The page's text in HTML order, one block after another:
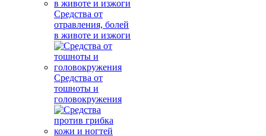
Средства от
отравления, болей
в животе и изжоги
Средства от
тошноты и
головокружения